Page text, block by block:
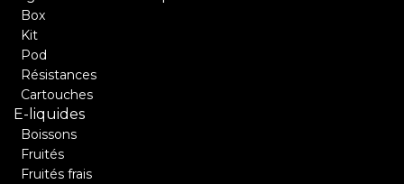
Box
Kit
Pod
Résistances
Cartouches
E-liquides
Boissons
Fruités
Fruités frais